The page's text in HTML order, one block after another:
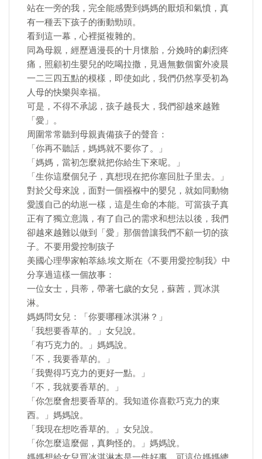
站在一旁的我，完全能感覺到媽媽的厭煩和氣憤，真
有一種丟下孩子的衝動勁頭。
看到這一幕，心裡挺複雜的。
同為母親，經歷過漫長的十月懷胎，分娩時的劇烈疼
痛，照顧初生嬰兒的吃喝拉撒，見過無數個窗外凌晨
一二三四五點的模樣，即使如此，我們仍然享受初為
人母的快樂與幸福。
可是，不得不承認，孩子越長大，我們卻越來越難
「愛」。
周圍常常聽到母親責備孩子的聲音：
「你再不聽話，媽媽就不要你了。」
「媽媽，當初怎麼就把你給生下來呢。」
「生你這麼個兒子，真想現在把你塞回肚子里去。」
對於父母來說，面對一個襁褓中的嬰兒，就如同動物
愛護自己的幼崽一樣，這是生命的本能。可當孩子真
正有了獨立意識，有了自己的需求和想法以後，我們
卻越來越難以做到「愛」那個曾讓我們不顧一切的孩
子。不要用愛控制孩子
美國心理學家帕萃絲.埃文斯在《不要用愛控制我》中
分享過這樣一個故事：
一位女士，貝蒂，帶著七歲的女兒，蘇茜，買冰淇
淋。
媽媽問女兒：「你要哪種冰淇淋？」
「我想要香草的。」女兒說。
「有巧克力的。」媽媽說。
「不，我要香草的。」
「我覺得巧克力的更好一點。」
「不，我就要香草的。」
「你怎麼會想要香草的。我知道你喜歡巧克力的東
西。」媽媽說。
「我現在想吃香草的。」女兒說。
「你怎麼這麼倔，真夠怪的。」媽媽說。